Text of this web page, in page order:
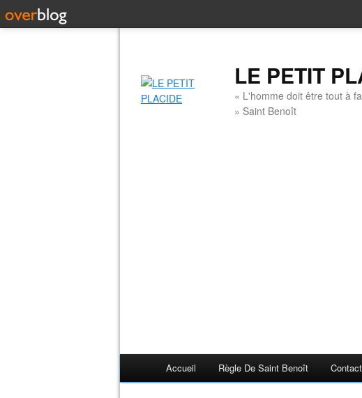
LE PETIT
« L'homme doit être tout à
» Saint Benoît
Accueil Règle De Saint Benoît Contact